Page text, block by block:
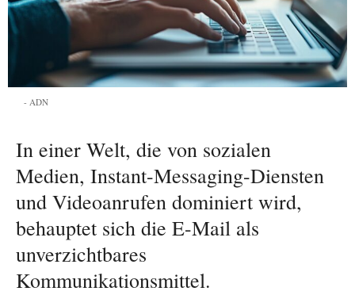
ADN
In einer Welt, die von sozialen
Medien, Instant-Messaging-Diensten
und Videoanrufen dominiert wird,
behauptet sich die E-Mail als
unverzichtbares
Kommunikationsmittel.